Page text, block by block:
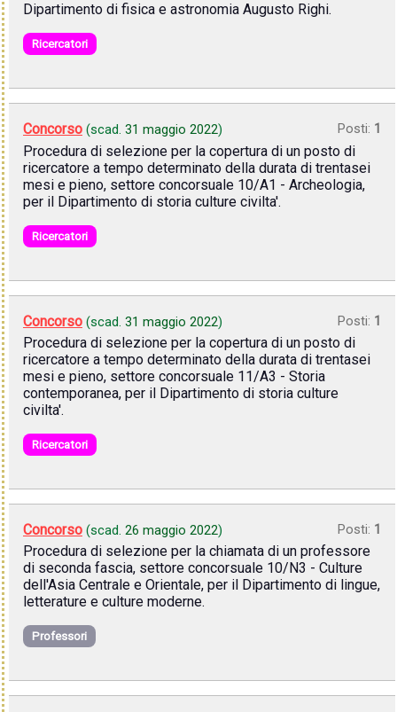
Dipartimento di fisica e astronomia Augusto Righi.
Ricercatori
Concorso (scad. 31 maggio 2022) Posti: 1
Procedura di selezione per la copertura di un posto di
ricercatore a tempo determinato della durata di trentasei
mesi e pieno, settore concorsuale 10/A1 - Archeologia,
per il Dipartimento di storia culture civilta'.
Ricercatori
Concorso (scad. 31 maggio 2022) Posti: 1
Procedura di selezione per la copertura di un posto di
ricercatore a tempo determinato della durata di trentasei
mesi e pieno, settore concorsuale 11/A3 - Storia
contemporanea, per il Dipartimento di storia culture
civilta'.
Ricercatori
Concorso (scad. 26 maggio 2022) Posti: 1
Procedura di selezione per la chiamata di un professore
di seconda fascia, settore concorsuale 10/N3 - Culture
dell'Asia Centrale e Orientale, per il Dipartimento di lingue,
letterature e culture moderne.
Professori